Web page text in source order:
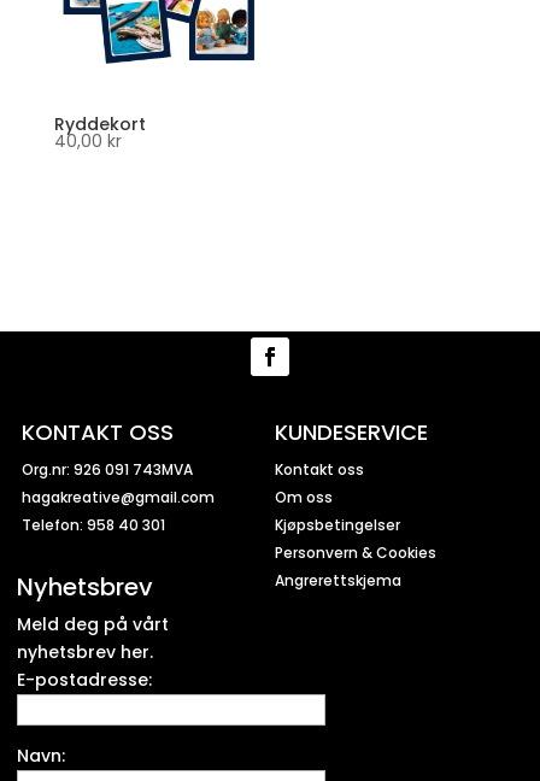
Ryddekort
40,00 kr
KONTAKT OSS
Org.nr: 926 091 743MVA
hagakreative@gmail.com
Telefon: 958 40 301
Nyhetsbrev
Meld deg på vårt
nyhetsbrev her.
E-postadresse:
Navn:
KUNDESERVICE
Kontakt oss
Om oss
Kjøpsbetingelser
Personvern & Cookies
Angrerettskjema